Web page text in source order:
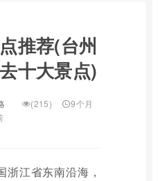
推荐(台州
十大景点)
(215)
9个月
浙江省东南沿海，